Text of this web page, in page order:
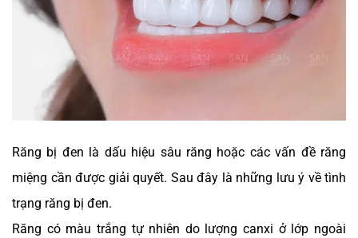
Răng bị đen là dấu hiệu sâu răng hoặc các vấn đề răng
miệng cần được giải quyết. Sau đây là những lưu ý về tình
trạng răng bị đen.
Răng có màu trắng tự nhiên do lượng canxi ở lớp ngoài